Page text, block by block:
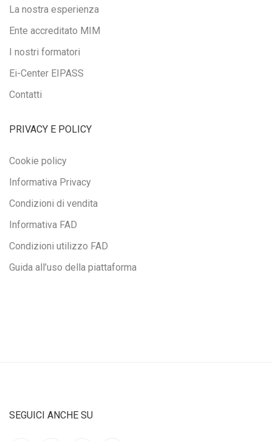
La nostra esperienza
Ente accreditato MIM
I nostri formatori
Ei-Center EIPASS
Contatti
PRIVACY E POLICY
Cookie policy
Informativa Privacy
Condizioni di vendita
Informativa FAD
Condizioni utilizzo FAD
Guida all’uso della piattaforma
SEGUICI ANCHE SU